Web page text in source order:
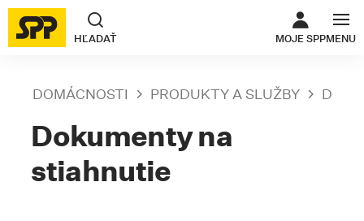
HĽADAŤ MOJE SPP
ODKAZ SA
MENU
DOMÁCNOSTI PRODUKTY A SLUŽBY
Dokumenty na
stiahnutie